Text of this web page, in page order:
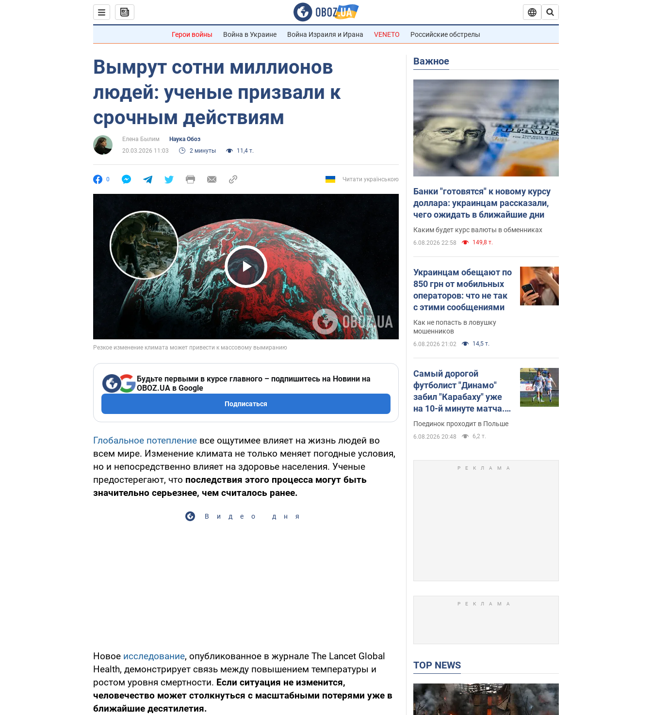
Герои войны Война в Украине Война Израиля и Ирана VENETO Российские обстрелы
Вымрут сотни миллионов
людей: ученые призвали к
срочным действиям
Елена Былим
Наука Обоз
20.03.2026 11:03
2 минуты 11,4 т.
0 Читати українською
Play Video
Будьте первыми в курсе главного – подпишитесь на Новини на
OBOZ.UA в Google
Подписаться
Глобальное потепление все ощутимее влияет на жизнь людей во
всем мире. Изменение климата не только меняет погодные условия,
но и непосредственно влияет на здоровье населения. Ученые
предостерегают, что последствия этого процесса могут быть
значительно серьезнее, чем считалось ранее.
Видео дня
Новое исследование, опубликованное в журнале The Lancet Global
Health, демонстрирует связь между повышением температуры и
ростом уровня смертности. Если ситуация не изменится,
человечество может столкнуться с масштабными потерями уже в
ближайшие десятилетия.
Важное
Банки "готовятся" к новому курсу
доллара: украинцам рассказали,
чего ожидать в ближайшие дни
Каким будет курс валюты в обменниках
6.08.2026 22:58 149,8 т.
Украинцам обещают по
850 грн от мобильных
операторов: что не так
с этими сообщениями
Как не попасть в ловушку
мошенников
6.08.2026 21:02 14,5 т.
Самый дорогой
футболист "Динамо"
забил "Карабаху" уже
на 10-й минуте матча.
Видео
Поединок проходит в Польше
6.08.2026 20:48 6,2 т.
TOP NEWS